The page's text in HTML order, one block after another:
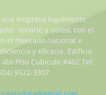
empresa legalmente
servirle a usted, con el
el mercado nacional e
y eficacia. Edificio
Piso Cubiculo #402 Tel:
9522-3307